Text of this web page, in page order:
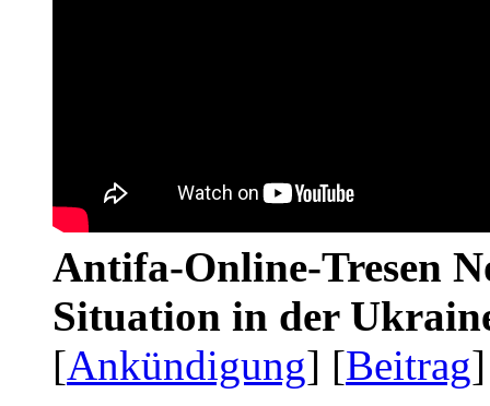
Antifa-Online-Tresen
Situation in der
[Ankündigung] [Beitrag